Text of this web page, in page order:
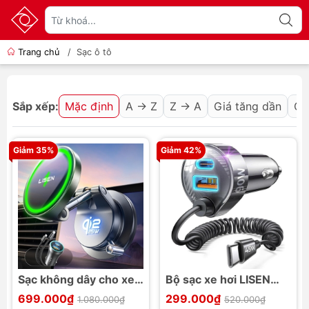
Trang chủ / Sạc ô tô
Sắp xếp: Mặc định A → Z Z → A Giá tăng dần
Giảm 35%
Sạc không dây cho xe
hơi LISEN W608 Pro
699.000₫ 1.080.000₫
Giảm 42%
Bộ sạc xe hơi LISEN
90W kèm cáp lò xo
299.000₫ 520.000₫